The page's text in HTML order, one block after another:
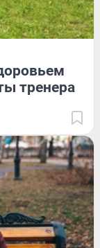
тренера